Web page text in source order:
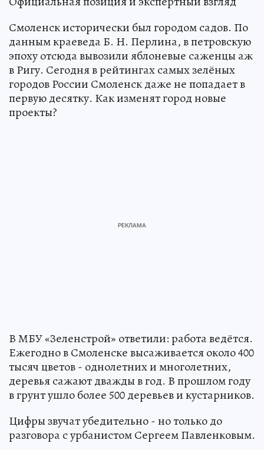
Смоленск исторически был городом садов. По
данным краеведа Б. Н. Перлина, в петровскую
эпоху отсюда вывозили яблоневые саженцы аж
в Ригу. Сегодня в рейтингах самых зелёных
городов России Смоленск даже не попадает в
первую десятку. Как изменят город новые
проекты?
В МБУ «Зеленстрой» ответили: работа ведётся.
Ежегодно в Смоленске высаживается около 400
тысяч цветов - однолетних и многолетних,
деревья сажают дважды в год. В прошлом году
в грунт ушло более 500 деревьев и кустарников.
Цифры звучат убедительно - но только до
разговора с урбанистом Сергеем Павленковым.